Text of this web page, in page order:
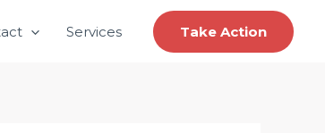
Services Take Action